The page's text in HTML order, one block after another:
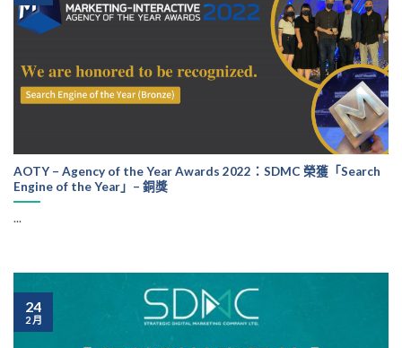
AOTY – Agency of the Year Awards 2022：SDMC 榮獲「Search
Engine of the Year」– 銅獎
...
24
2 月